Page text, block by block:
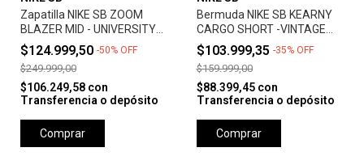
Zapatilla NIKE SB ZOOM
BLAZER MID - UNIVERSITY
RED *Orange Label*
$124.999,50 -50% OFF
$249.999,00
$106.249,58 con
Transferencia o depósito
Comprar
Bermuda NIKE SB KEARNY
CARGO SHORT -VINTAGE
GREEN
$103.999,35 -35% OFF
$159.999,00
$88.399,45 con
Transferencia o depósito
Comprar